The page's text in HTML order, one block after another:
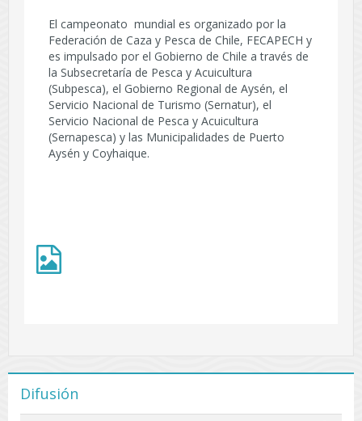
El campeonato mundial es organizado por la
Federación de Caza y Pesca de Chile, FECAPECH y
es impulsado por el Gobierno de Chile a través de
la Subsecretaría de Pesca y Acuicultura
(Subpesca), el Gobierno Regional de Aysén, el
Servicio Nacional de Turismo (Sernatur), el
Servicio Nacional de Pesca y Acuicultura
(Sernapesca) y las Municipalidades de Puerto
Aysén y Coyhaique.
Difusión